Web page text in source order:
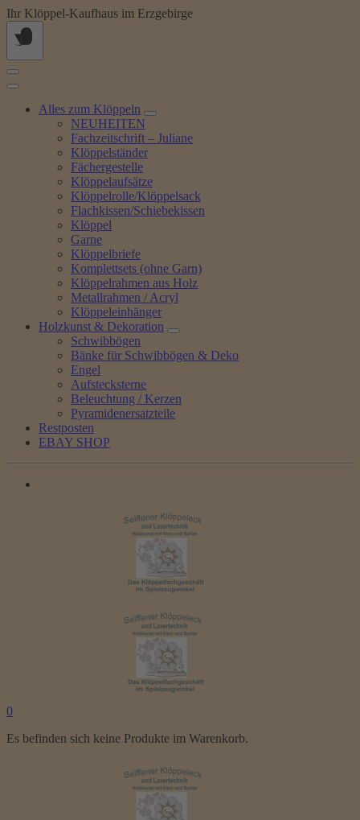
Springe
zum
Inhalt
Ihr Klöppel-Kaufhaus im Erzgebirge
Alles zum Klöppeln
NEUHEITEN
Fachzeitschrift – Juliane
Klöppelständer
Fächergestelle
Klöppelaufsätze
Klöppelrolle/Klöppelsack
Flachkissen/Schiebekissen
Klöppel
Garne
Klöppelbriefe
Komplettsets (ohne Garn)
Klöppelrahmen aus Holz
Metallrahmen / Acryl
Klöppeleinhänger
Holzkunst & Dekoration
Schwibbögen
Bänke für Schwibbögen & Deko
Engel
Aufstecksterne
Beleuchtung / Kerzen
Pyramidenersatzteile
Restposten
EBAY SHOP
0
Es befinden sich keine Produkte im Warenkorb.